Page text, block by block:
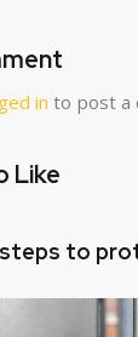
in to post a
Like
to